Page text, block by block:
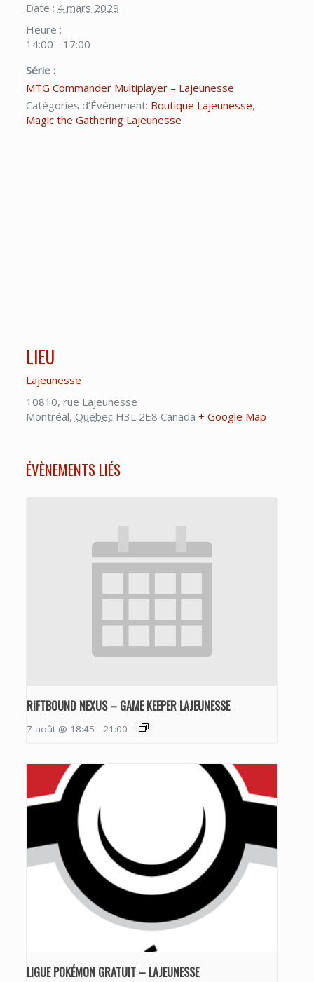
Date : 4 mars 2029
Heure :
14:00 - 17:00
Série :
MTG Commander Multiplayer – Lajeunesse
Catégories d’Évènement: Boutique Lajeunesse,
Magic the Gathering Lajeunesse
LIEU
Lajeunesse
10810, rue Lajeunesse
Montréal, Québec H3L 2E8 Canada + Google Map
ÉVÈNEMENTS LIÉS
RIFTBOUND NEXUS – GAME KEEPER LAJEUNESSE
7 août @ 18:45 - 21:00
LIGUE POKÉMON GRATUIT – LAJEUNESSE